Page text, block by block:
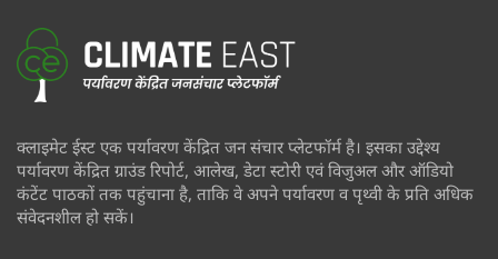
क्लाइमेट ईस्ट एक पर्यावरण केंद्रित जन संचार प्लेटफॉर्म है। इसका उद्देश्य
पर्यावरण केंद्रित ग्राउंड रिपोर्ट, आलेख, डेटा स्टोरी एवं विजुअल और ऑडियो
कंटेंट पाठकों तक पहुंचाना है, ताकि वे अपने पर्यावरण व पृथ्वी के प्रति अधिक
संवेदनशील हो सकें।